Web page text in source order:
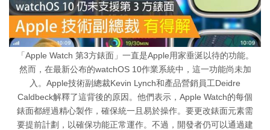
「Apple Watch 第3方錶面」一直是Apple用家垂涎以待的功能。
然而，在最新公布的watchOS 10作業系統中，這一功能尚未加
入。Apple技術副總裁Kevin Lynch和產品營銷員工Deidre
Caldbeck解釋了這背後的原因。他們表示，Apple Watch的每個
錶面都經過精心製作，確保統一且易於操作。要更改錶面元素需
要提前計劃，以確保功能正常運作。不過，開發者仍可以通過建